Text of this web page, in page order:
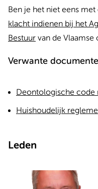
Ben je het niet eens met
klacht indienen bij het
Bestuur van de Vlaamse
Verwante
Deontologische code
Huishoudelijk
Leden